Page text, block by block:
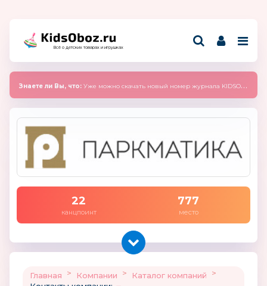
Всё о детских товарах и игрушках
Знаете ли Вы, что: Уже можно скачать новый номер журнала KIDSOBOZ 2025 (сентябрь)
22
канцпоинт
777
место
Главная > Компании > Каталог компаний
>